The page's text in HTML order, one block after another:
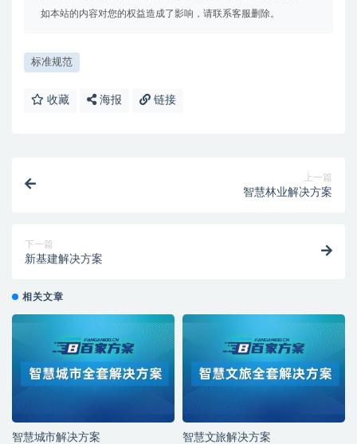
如本站的内容对您的权益造成了影响，请联系客服删除。
标准规范
收藏 海报 链接
上一篇
智慧林业解决方案
下一篇
新基建解决方案
相关文章
智慧城市解决方案 智慧文旅解决方案